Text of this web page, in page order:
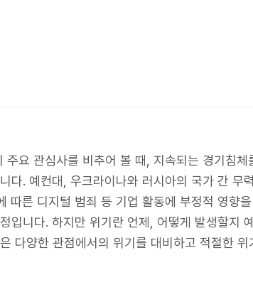
주요 관심사를 비추어 볼 때, 지속되는 경기침
다. 예컨대, 우크라이나와 러시아의 국가 간
따른 디지털 범죄 등 기업 활동에 부정적 영향
입니다. 하지만 위기란 언제, 어떻게 발생할지
다양한 관점에서의 위기를 대비하고 적절한